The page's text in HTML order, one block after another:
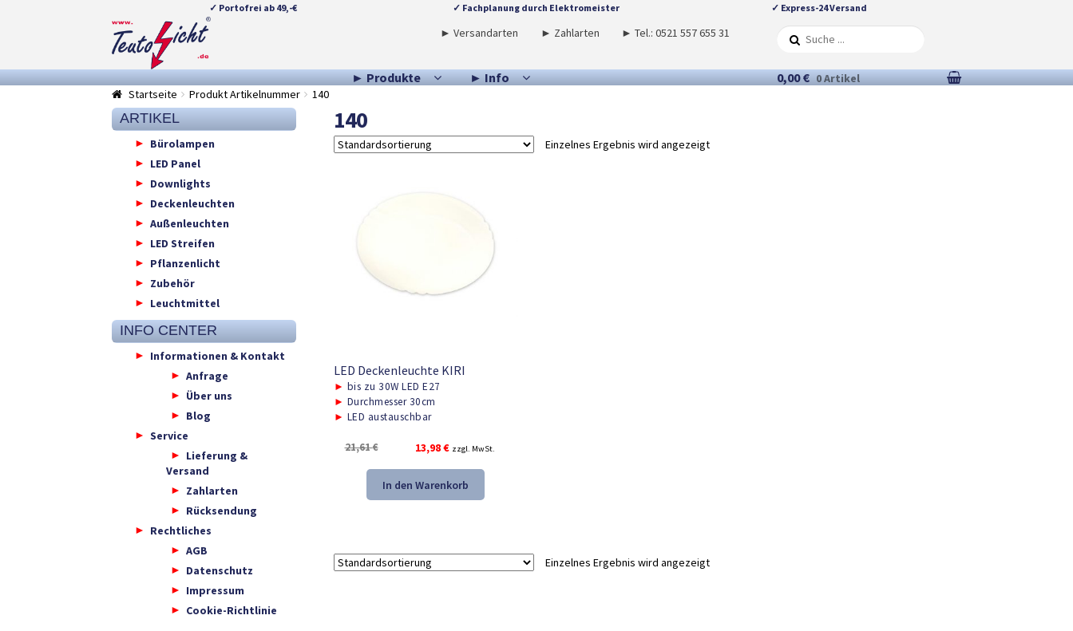
✓ Portofrei ab 49,-€ ✓ Fachplanung durch Elektromeister ✓ Express-24 Versand
Zur
Navigation
springen
Springe
zum
► Versandarten ► Zahlarten ► Tel.: 0521 557 655 31
► Produkte ► Info 0,00 € 0 Artikel
Startseite
Produkt Artikelnummer 140
140
Einzelnes Ergebnis wird angezeigt
LED Deckenleuchte KIRI
► bis zu 30W LED E27
► Durchmesser 30cm
► LED austauschbar
21,61€
Ursprünglicher
war:
21,61 €
13,98€Aktueller
ist:
13,98 €.
zzgl. MwSt.
In den Warenkorb
Einzelnes Ergebnis wird angezeigt
ARTIKEL
Bürolampen
LED Panel
Downlights
Deckenleuchten
Außenleuchten
LED Streifen
Pflanzenlicht
Zubehör
Leuchtmittel
INFO CENTER
Informationen & Kontakt
Anfrage
Über uns
Blog
Service
Lieferung &
Versand
Zahlarten
Rücksendung
Rechtliches
AGB
Datenschutz
Impressum
Cookie-Richtlinie